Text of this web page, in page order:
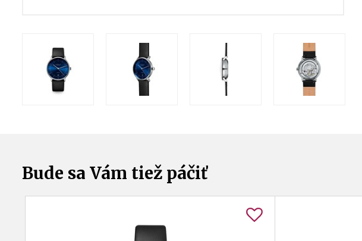
Bude sa Vám tiež páčiť